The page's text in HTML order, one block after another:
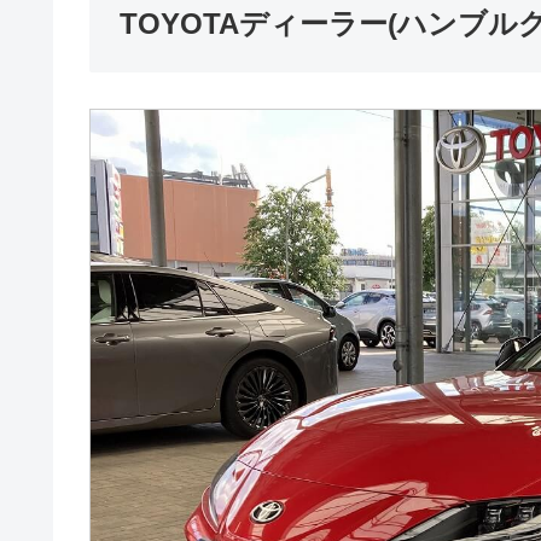
TOYOTAディーラー(ハンブル